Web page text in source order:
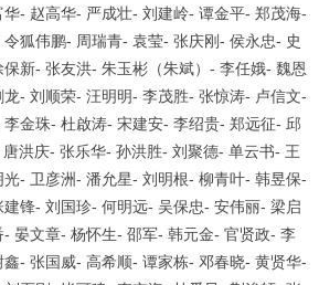
华- 赵高华- 严成壮- 刘建岭- 谭金平- 郑茂海-
令狐伟鹏- 周瑞青- 袁莹- 张庆刚- 侯永忠- 史
保新- 张友洪- 朱玉彬（朱斌） - 李任娥- 魏恩
龙- 刘顺荣- 汪明明- 李茂胜- 张惊涛- 卢信文-
李金珠- 杜啟涛- 宋建安- 李绍贵- 郑远征- 邱
唐洪庆- 张乐华- 孙洪胜- 刘聚德- 单云书- 王
光- 卫彦洲- 潘允星- 刘明根- 柳青叶- 韩昱保-
建锋- 刘国珍- 何明远- 吴保忠- 安伟丽- 梁启
- 晏文章- 杨怀生- 邵军- 韩元金- 官贤政- 李
鑫- 张国威- 高希顺- 谭家栋- 邓春晓- 黄贤华-